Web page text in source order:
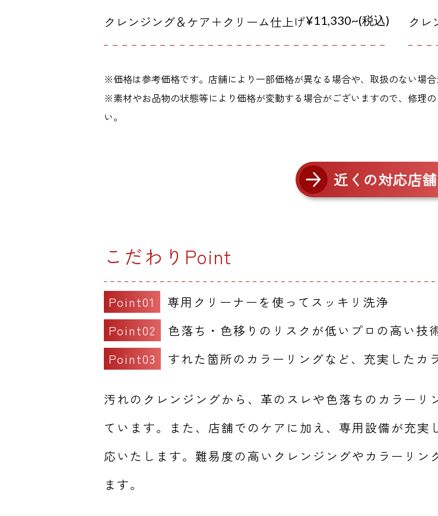
クレンジング＆ケア＋クリーム仕上げ¥11,330~(税込) クレ
※価格は参考価格です。店舗により一部価格が異なる場合や、取扱のない場合
※素材やお品物の状態等により価格が変動する場合がございますので、修理
い。
近くの対応店
こだわりPoint
Point01
専用クリーナーを使ってスッキリ洗浄
Point02
色落ち・色移りのリスクが低いプロの高い技
Point03
すれた箇所のカラーリングなど、充実したカ
汚れのクレンジングから、革のスレや色落ちのカラー
ています。また、店舗でのケアに加え、専用設備が充
応いたします。難易度の高いクレンジングやカラーリ
ます。